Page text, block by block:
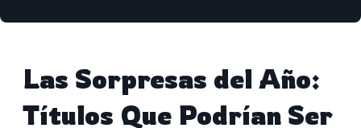
Las Sorpresas del Año:
Títulos Que Podrían Ser